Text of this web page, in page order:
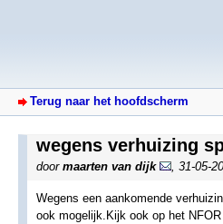
Terug naar het hoofdscherm
wegens verhuizing
door maarten van dijk 31-05-
Wegens een aankomende
ook mogelijk.Kijk ook op het NFOR